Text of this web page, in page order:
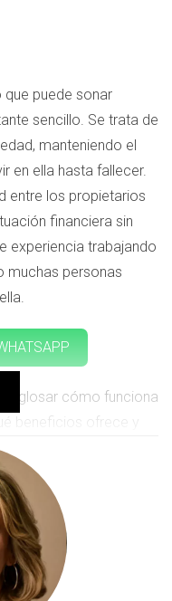
puede sonar
sencillo. Se trata de
manteniendo el
en ella hasta fallecer.
entre los propietarios
financiera sin
experiencia trabajando
muchas personas
cómo funciona
beneficios ofrece y
seniors necesitan
casos reales
a preguntas
esta opción.
MARÍA Y SU